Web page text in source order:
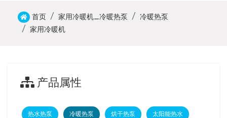
首页 家用冷暖机_冷暖热泵
冷暖热泵
家用冷暖机
产品属性
热水热泵 冷暖热泵 烘干热泵 太阳能热水